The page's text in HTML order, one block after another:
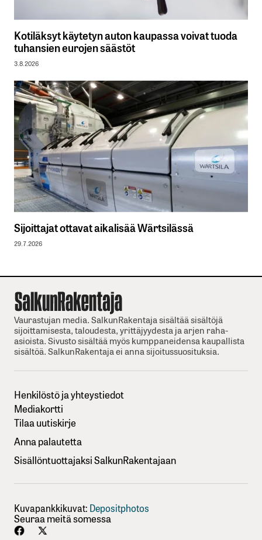
Kotiläksyt käytetyn auton kaupassa voivat tuoda
tuhansien eurojen säästöt
3.8.2026
Sijoittajat ottavat aikalisää Wärtsilässä
29.7.2026
Vaurastujan media. SalkunRakentaja sisältää sisältöjä
sijoittamisesta, taloudesta, yrittäjyydesta ja arjen raha-
asioista. Sivusto sisältää myös kumppaneidensa kaupallista
sisältöä. SalkunRakentaja ei anna sijoitussuosituksia.
Henkilöstö ja yhteystiedot
Mediakortti
Tilaa uutiskirje
Anna palautetta
Sisällöntuottajaksi SalkunRakentajaan
Kuvapankkikuvat: Depositphotos
Seuraa meitä somessa